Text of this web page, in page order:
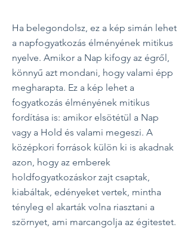
Ha belegondolsz, ez a kép simán lehet
a napfogyatkozás élményének mitikus
nyelve. Amikor a Nap kifogy az égről,
könnyű azt mondani, hogy valami épp
megharapta. Ez a kép lehet a
fogyatkozás élményének mitikus
fordítása is: amikor elsötétül a Nap
vagy a Hold és valami megeszi. A
középkori források külön ki is akadnak
azon, hogy az emberek
holdfogyatkozáskor zajt csaptak,
kiabáltak, edényeket vertek, mintha
tényleg el akarták volna riasztani a
szörnyet, ami marcangolja az égitestet.